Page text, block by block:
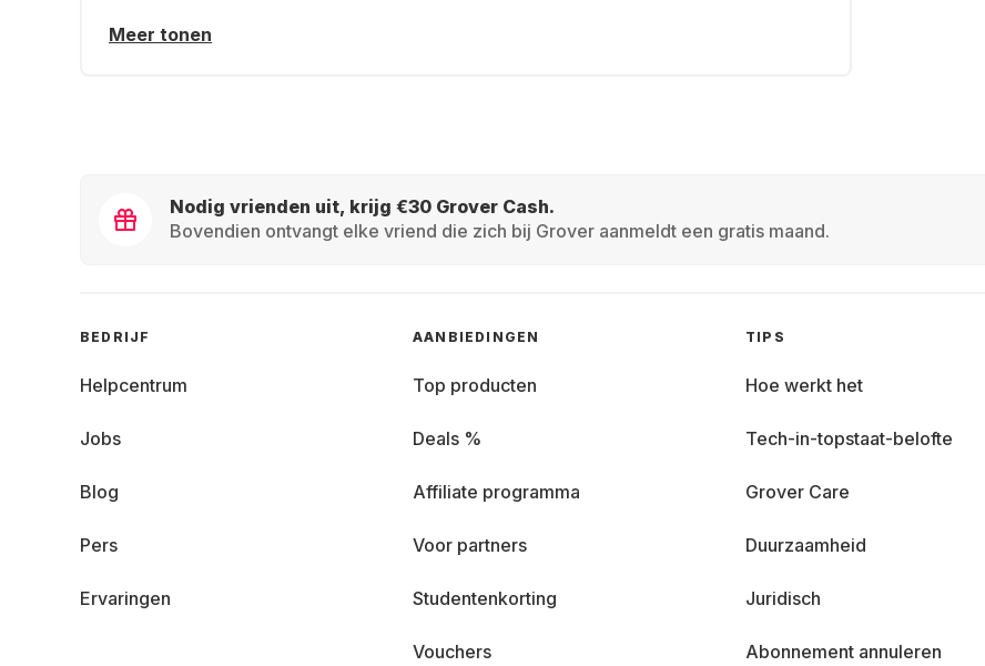
Meer tonen
Nodig vrienden uit, krijg €30 Grover Cash.
Bovendien ontvangt elke vriend die zich bij Grover aanmeldt een gratis maand.
BEDRIJF
Helpcentrum
Jobs
Blog
Pers
Ervaringen
AANBIEDINGEN
Top producten
Deals %
Affiliate programma
Voor partners
Studentenkorting
Vouchers
TIPS
Hoe werkt het
Tech-in-topstaat-belofte
Grover Care
Duurzaamheid
Juridisch
Abonnement annuleren